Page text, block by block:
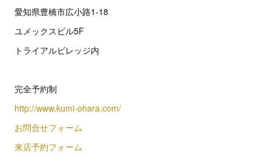
愛知県豊橋市広小路1-18
ユメックスビル5F
トライアルビレッジ内
完全予約制
http://www.kumi-ohara.com/
お問合せフォーム
来店予約フォーム